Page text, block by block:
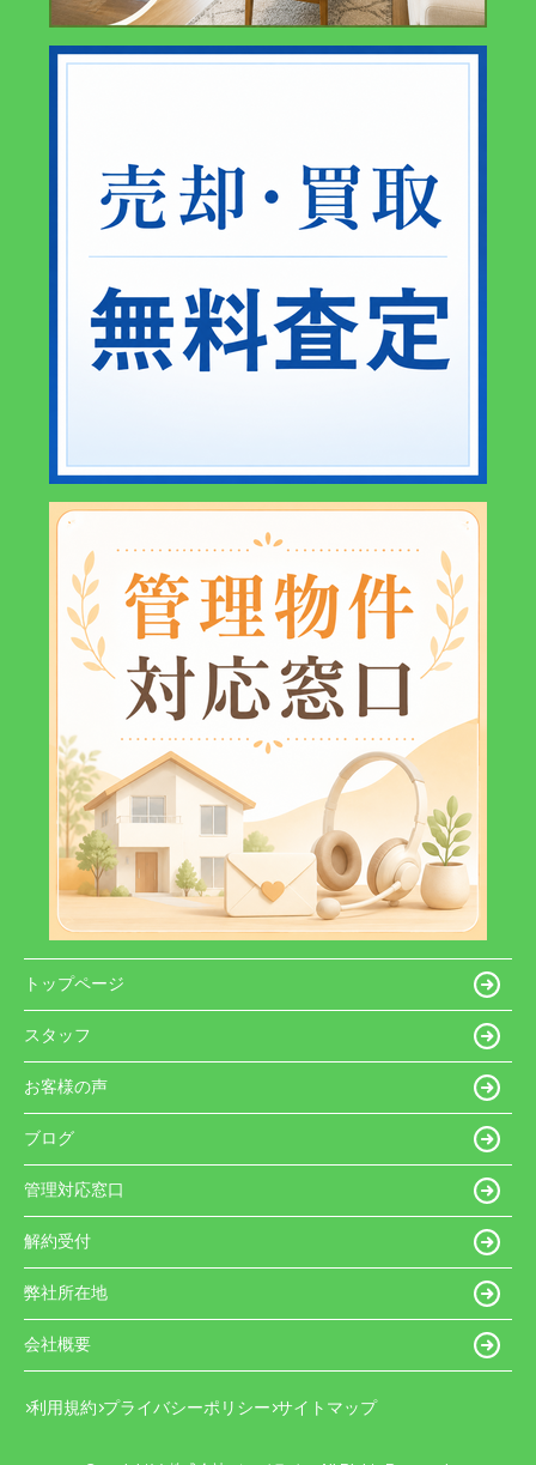
トップページ
スタッフ
お客様の声
ブログ
管理対応窓口
解約受付
弊社所在地
会社概要
利用規約 プライバシーポリシー サイトマップ